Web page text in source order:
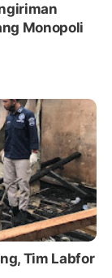
Monopoli
Tim Labfor